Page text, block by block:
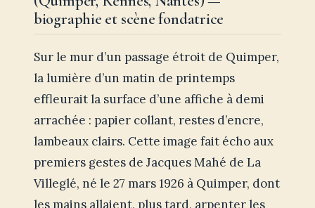
biographie et scène fondatrice
Sur le mur d’un passage étroit de Quimper,
la lumière d’un matin de printemps
effleurait la surface d’une affiche à demi
arrachée : papier collant, restes d’encre,
lambeaux clairs. Cette image fait écho aux
premiers gestes de Jacques Mahé de La
Villeglé, né le 27 mars 1926 à Quimper, dont
les mains allaient, plus tard, arpenter les